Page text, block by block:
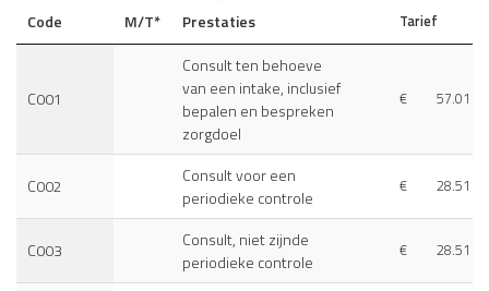
Code M/T* Prestaties Tarief
C001
Consult ten behoeve
van een intake, inclusief
bepalen en bespreken
zorgdoel
€ 57.01
C002
Consult voor een
periodieke controle
€ 28.51
C003
Consult, niet zijnde
periodieke controle
€ 28.51